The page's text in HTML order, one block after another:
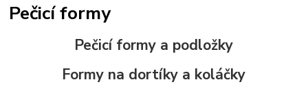
Pečicí formy
Pečicí formy a podložky
Formy na dortíky a koláčky